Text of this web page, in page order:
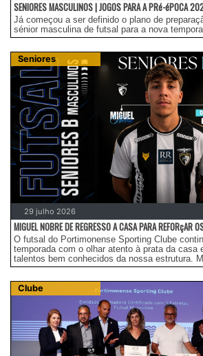
SENIORES MASCULINOS | JOGOS PARA A PRé-éPOCA
Já começou a ser definido o plano de
sénior masculina de futsal para a nova
Seniores
29 julho 2026
MIGUEL NOBRE DE REGRESSO A CASA PARA REFORçAR
O futsal do Portimonense Sporting Clube
temporada com o olhar atento à prata da casa
talentos bem conhecidos da nossa estrutura.
regresso ao clube para integrar o plantel dos
Clube